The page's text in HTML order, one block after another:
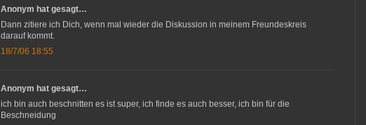
Anonym hat gesagt…
Dann zitiere ich Dich, wenn mal wieder die Diskussion in meinem Freundeskreis
darauf kommt.
18/7/06 18:55
Anonym hat gesagt…
ich bin auch beschnitten es ist super, ich finde es auch besser, ich bin für die
Beschneidung